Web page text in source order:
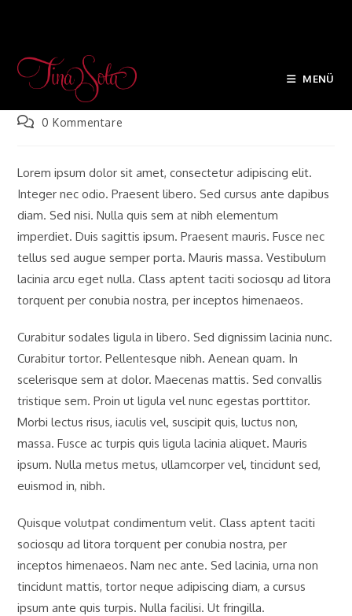
MENÜ
Praesent Libro Se Cursus Ante
Autor:
Beitrag
zuletzt
Beitrags-0 Kommentare
Lorem ipsum dolor sit amet, consectetur adipiscing elit.
Integer nec odio. Praesent libero. Sed cursus ante dapibus
diam. Sed nisi. Nulla quis sem at nibh elementum
imperdiet. Duis sagittis ipsum. Praesent mauris. Fusce nec
tellus sed augue semper porta. Mauris massa. Vestibulum
lacinia arcu eget nulla. Class aptent taciti sociosqu ad litora
torquent per conubia nostra, per inceptos himenaeos.
Curabitur sodales ligula in libero. Sed dignissim lacinia nunc.
Curabitur tortor. Pellentesque nibh. Aenean quam. In
scelerisque sem at dolor. Maecenas mattis. Sed convallis
tristique sem. Proin ut ligula vel nunc egestas porttitor.
Morbi lectus risus, iaculis vel, suscipit quis, luctus non,
massa. Fusce ac turpis quis ligula lacinia aliquet. Mauris
ipsum. Nulla metus metus, ullamcorper vel, tincidunt sed,
euismod in, nibh.
Quisque volutpat condimentum velit. Class aptent taciti
sociosqu ad litora torquent per conubia nostra, per
inceptos himenaeos. Nam nec ante. Sed lacinia, urna non
tincidunt mattis, tortor neque adipiscing diam, a cursus
ipsum ante quis turpis. Nulla facilisi. Ut fringilla.